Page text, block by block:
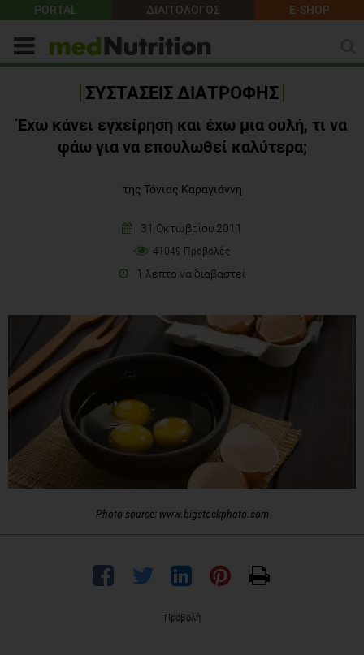
PORTAL ΔΙΑΙΤΟΛΟΓΟΣ E-SHOP
ΣΥΣΤΑΣΕΙΣ ΔΙΑΤΡΟΦΗΣ
Έχω κάνει εγχείρηση και έχω μια ουλή, τι να
φάω για να επουλωθεί καλύτερα;
της Τόνιας Καραγιάννη
31 Οκτωβρίου 2011
41049 Προβολές
1 λεπτό να διαβαστεί
Photo source: www.bigstockphoto.com
Προβολή